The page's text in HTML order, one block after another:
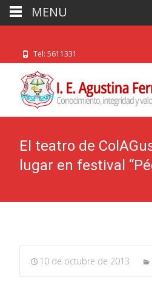
Tel: 5611331
El teatro de
lugar en festival
10 de octubre de 2013
MENU